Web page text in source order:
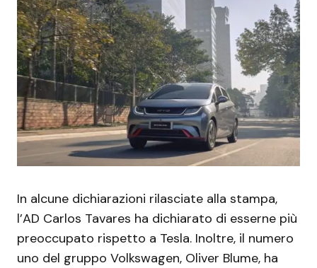
In alcune dichiarazioni rilasciate alla stampa,
l’AD Carlos Tavares ha dichiarato di esserne più
preoccupato rispetto a Tesla. Inoltre, il numero
uno del gruppo Volkswagen, Oliver Blume, ha